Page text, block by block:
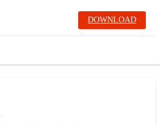
DOWNLOAD